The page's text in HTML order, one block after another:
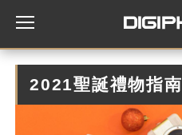
2021聖誕禮物指南